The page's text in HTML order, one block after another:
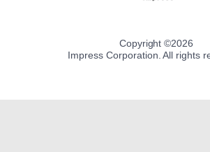
Copyright ©2026
Impress Corporation. All rights